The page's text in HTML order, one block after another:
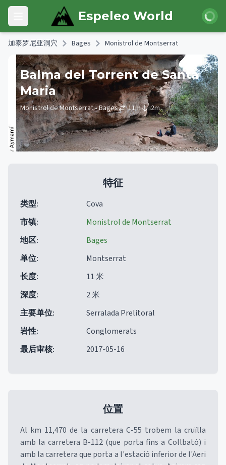
Skip to main content
Open main menu Espeleo World 登录
加泰罗尼亚洞穴 Bages Monistrol de Montserrat
Balma del Torrent de Santa
Maria
Monistrol de Montserrat• Bages 11m 2m
特征
类型:
Cova
市镇:
Monistrol de Montserrat
地区:
Bages
单位:
Montserrat
长度:
11 米
深度:
2 米
主要单位:
Serralada Prelitoral
岩性:
Conglomerats
最后审核: 2017-05-16
位置
Al km 11,470 de la carretera C-55 trobem la cruïlla
amb la carretera B-112 (que porta fins a Collbató) i
amb la carretera que porta a l'estació inferior de l'Aeri